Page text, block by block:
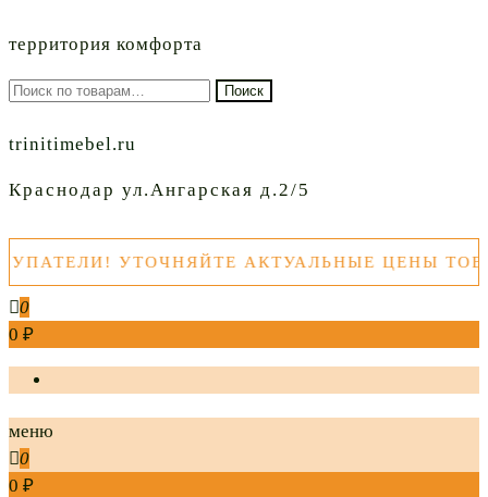
территория комфорта
Искать: Поиск
trinitimebel.ru
Краснодар ул.Ангарская д.2/5
УТОЧНЯЙТЕ АКТУАЛЬНЫЕ ЦЕНЫ
0
0 ₽
меню
0
0 ₽